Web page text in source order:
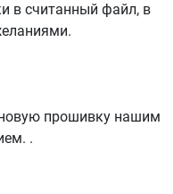
в считанный файл, в
прошивку нашим
.